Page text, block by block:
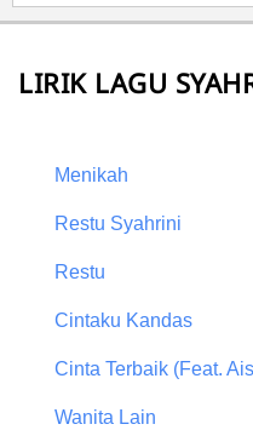
LIRIK LAGU
Menikah
Restu Syahrini
Restu
Cintaku Kandas
Cinta Terbaik (Feat.
Wanita Lain